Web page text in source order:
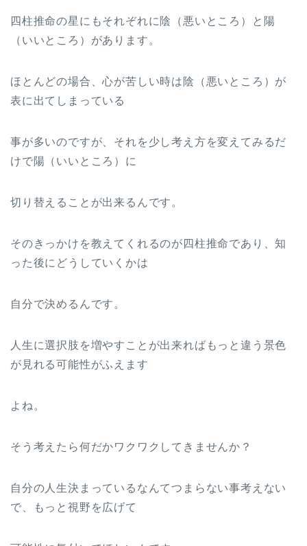
四柱推命の星にもそれぞれに陰（悪いところ）と陽
（いいところ）があります。
ほとんどの場合、心が苦しい時は陰（悪いところ）が
表に出てしまっている
事が多いのですが、それを少し考え方を変えてみるだ
けで陽（いいところ）に
切り替えることが出来るんです。
そのきっかけを教えてくれるのが四柱推命であり、知
った後にどうしていくかは
自分で決めるんです。
人生に選択肢を増やすことが出来ればもっと違う景色
が見れる可能性がふえます
よね。
そう考えたら何だかワクワクしてきませんか？
自分の人生決まっているなんてつまらない事考えない
で、もっと視野を広げて